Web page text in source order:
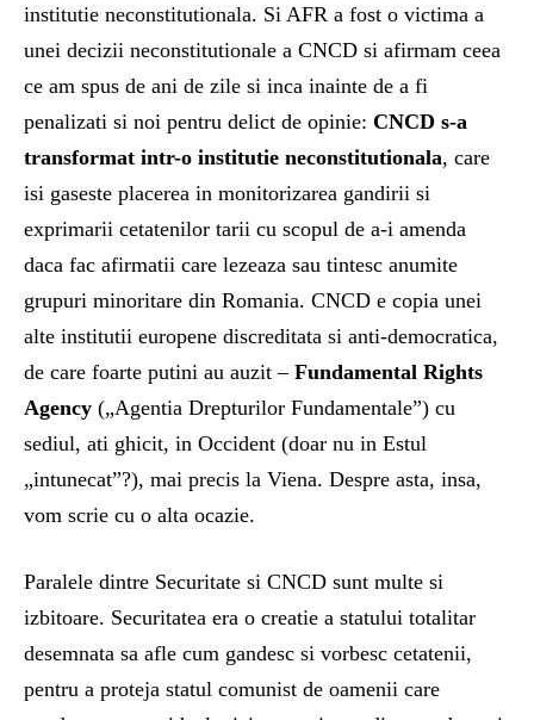
institutie neconstitutionala. Si AFR a fost o victima a
unei decizii neconstitutionale a CNCD si afirmam ceea
ce am spus de ani de zile si inca inainte de a fi
penalizati si noi pentru delict de opinie: CNCD s-a
transformat intr-o institutie neconstitutionala, care
isi gaseste placerea in monitorizarea gandirii si
exprimarii cetatenilor tarii cu scopul de a-i amenda
daca fac afirmatii care lezeaza sau tintesc anumite
grupuri minoritare din Romania. CNCD e copia unei
alte institutii europene discreditata si anti-democratica,
de care foarte putini au auzit – Fundamental Rights
Agency („Agentia Drepturilor Fundamentale”) cu
sediul, ati ghicit, in Occident (doar nu in Estul
„intunecat”?), mai precis la Viena. Despre asta, insa,
vom scrie cu o alta ocazie.
Paralele dintre Securitate si CNCD sunt multe si
izbitoare. Securitatea era o creatie a statului totalitar
desemnata sa afle cum gandesc si vorbesc cetatenii,
pentru a proteja statul comunist de oamenii care